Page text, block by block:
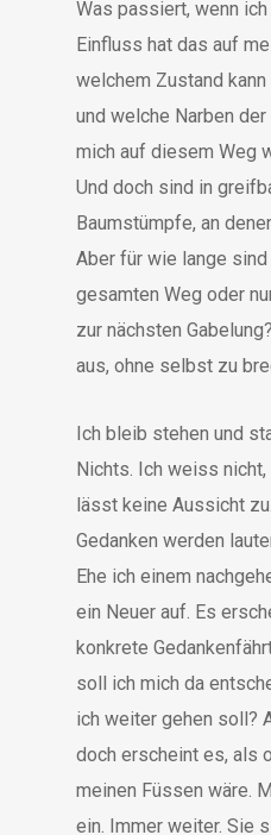
Was passiert, wenn
Einfluss hat das auf
welchem Zustand
und welche Narben
mich auf diesem Weg
Und doch sind in
Baumstümpfe, an
Aber für wie lange
gesamten Weg oder
zur nächsten
aus, ohne selbst zu
Ich bleib stehen und
Nichts. Ich weiss nicht,
lässt keine Aussicht
Gedanken werden
Ehe ich einem
ein Neuer auf. Es
konkrete
soll ich mich da
ich weiter gehen soll?
doch erscheint es, als
meinen Füssen wäre.
ein. Immer weiter. Sie